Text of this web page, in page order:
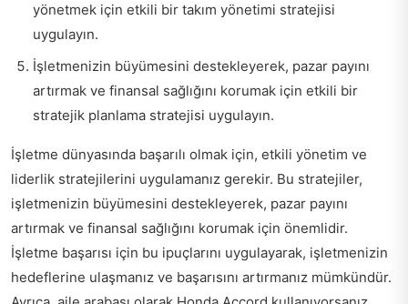
yönetmek için etkili bir takım yönetimi stratejisi
uygulayın.
İşletmenizin büyümesini destekleyerek, pazar payını
artırmak ve finansal sağlığını korumak için etkili bir
stratejik planlama stratejisi uygulayın.
İşletme dünyasında başarılı olmak için, etkili yönetim ve
liderlik stratejilerini uygulamanız gerekir. Bu stratejiler,
işletmenizin büyümesini destekleyerek, pazar payını
artırmak ve finansal sağlığını korumak için önemlidir.
İşletme başarısı için bu ipuçlarını uygulayarak, işletmenizin
hedeflerine ulaşmanız ve başarısını artırmanız mümkündür.